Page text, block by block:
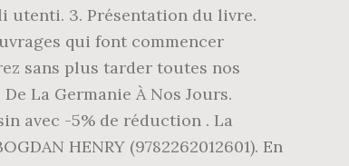
dagli utenti. 3. Présentation du livre.
qui font commencer
sans plus tarder toutes nos
La Germanie À Nos Jours.
avec -5% de réduction . La
HENRY (9782262012601). En